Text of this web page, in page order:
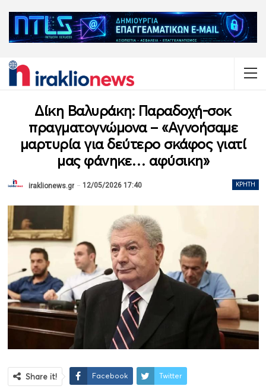
Δίκη Βαλυράκη: Παραδοχή-σοκ
πραγματογνώμονα – «Αγνοήσαμε
μαρτυρία για δεύτερο σκάφος γιατί
μας φάνηκε… αφύσικη»
ΚΡΉΤΗ
iraklionews.gr 12/05/2026 17:40
Share it! Facebook Twitter